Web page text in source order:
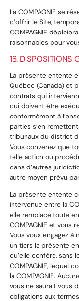
La COMPAGNIE se
d’offrir le Site,
COMPAGNIE
raisonnables pour
16. DISPOSITIONS
La présente entente
Québec (Canada) et
contrats qui
qui doivent être
conformément à
parties s’en
tribunaux du district
Vous convenez que
telle action ou
dans d’autres
autre moyen prévu
La présente entente
intervenue entre la
elle remplace toute
COMPAGNIE et vous
Vous vous engagez à
un tiers la présente
qu’elle confère, sans
COMPAGNIE, lequel
la COMPAGNIE.
vous ne saurait vous
obligations aux